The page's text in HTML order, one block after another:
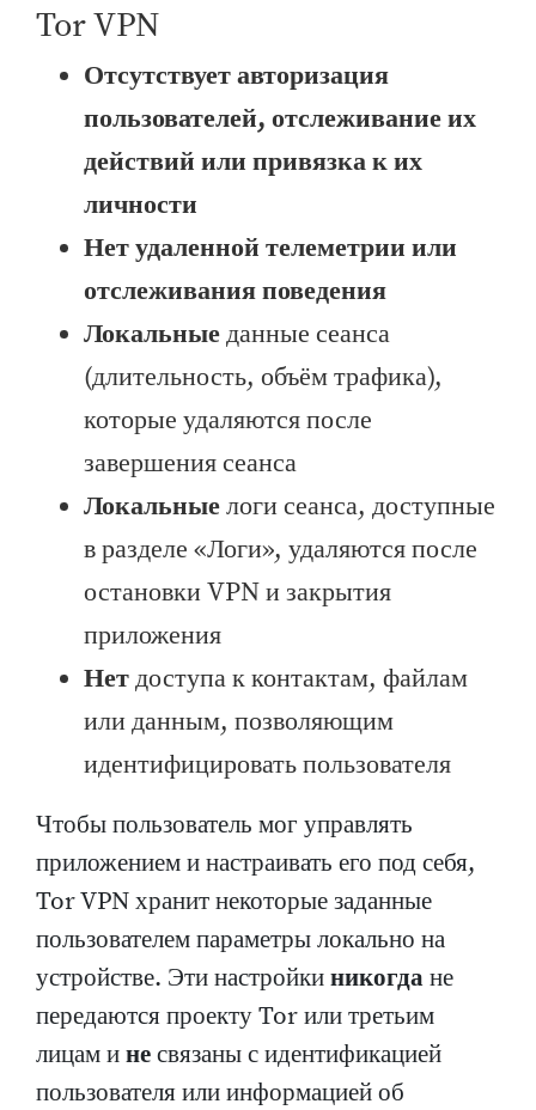
Tor VPN
Отсутствует авторизация
пользователей, отслеживание их
действий или привязка к их
личности
Нет удаленной телеметрии или
отслеживания поведения
Локальныеданные сеанса
(длительность, объём трафика),
которые удаляются после
завершения сеанса
Локальныелоги сеанса, доступные
в разделе «Логи», удаляются после
остановки VPN и закрытия
приложения
Нетдоступа к контактам, файлам
или данным, позволяющим
идентифицировать пользователя
Чтобы пользователь мог управлять
приложением и настраивать его под себя,
Tor VPN хранит некоторые заданные
пользователем параметры локально на
устройстве. Эти настройкиникогдане
передаются проекту Tor или третьим
лицам инесвязаны с идентификацией
пользователя или информацией об